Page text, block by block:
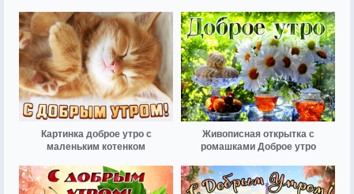
Картинка доброе утро с
маленьким котенком
Живописная открытка с
ромашками Доброе утро